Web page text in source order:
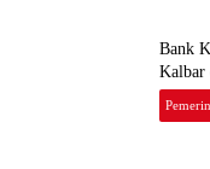
Bank
Kalbar